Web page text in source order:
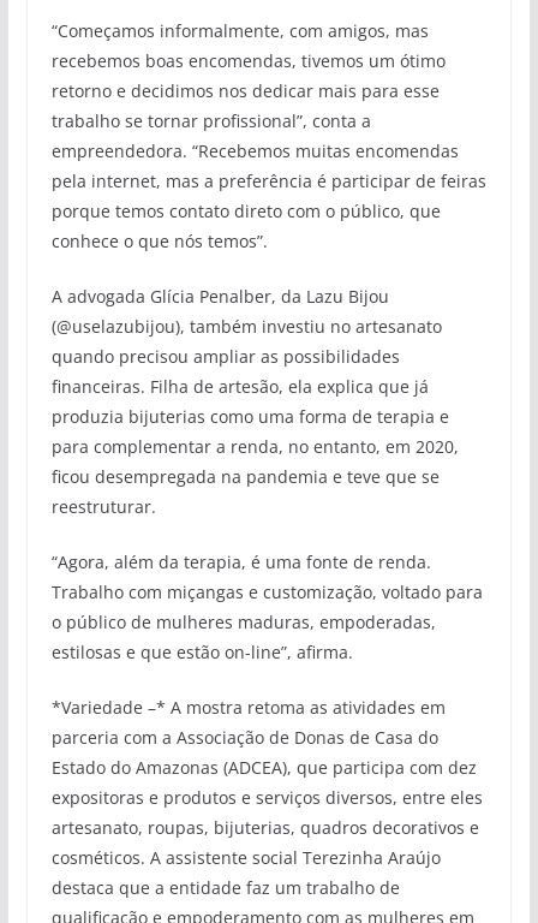
“Começamos informalmente, com amigos, mas
recebemos boas encomendas, tivemos um ótimo
retorno e decidimos nos dedicar mais para esse
trabalho se tornar profissional”, conta a
empreendedora. “Recebemos muitas encomendas
pela internet, mas a preferência é participar de feiras
porque temos contato direto com o público, que
conhece o que nós temos”.
A advogada Glícia Penalber, da Lazu Bijou
(@uselazubijou), também investiu no artesanato
quando precisou ampliar as possibilidades
financeiras. Filha de artesão, ela explica que já
produzia bijuterias como uma forma de terapia e
para complementar a renda, no entanto, em 2020,
ficou desempregada na pandemia e teve que se
reestruturar.
“Agora, além da terapia, é uma fonte de renda.
Trabalho com miçangas e customização, voltado para
o público de mulheres maduras, empoderadas,
estilosas e que estão on-line”, afirma.
*Variedade –* A mostra retoma as atividades em
parceria com a Associação de Donas de Casa do
Estado do Amazonas (ADCEA), que participa com dez
expositoras e produtos e serviços diversos, entre eles
artesanato, roupas, bijuterias, quadros decorativos e
cosméticos. A assistente social Terezinha Araújo
destaca que a entidade faz um trabalho de
qualificação e empoderamento com as mulheres em